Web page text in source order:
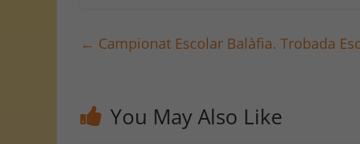
← Campionat Escolar Balàfia. Trobada
You May Also Like